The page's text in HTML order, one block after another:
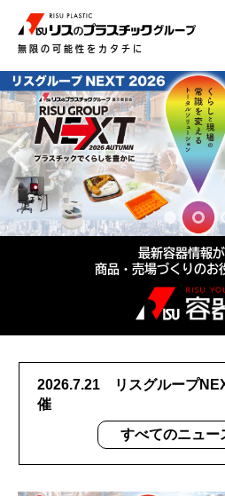
無限の可能性をカタチに
最新容器情報が
商品・売場づくりのお
2026.7.21
リスグループ
催
すべてのニュー